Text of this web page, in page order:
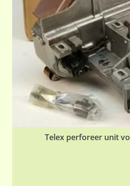
Telex perforeer unit